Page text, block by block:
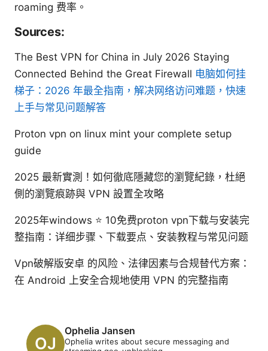
roaming 费率。
Sources:
The Best VPN for China in July 2026 Staying
Connected Behind the Great Firewall 电脑如何挂
梯子：2026 年最全指南，解决网络访问难题，快速
上手与常见问题解答
Proton vpn on linux mint your complete setup
guide
2025 最新實測！如何徹底隱藏您的瀏覽紀錄，杜絕
側的瀏覽痕跡與 VPN 設置全攻略
2025年windows ⭐ 10免费proton vpn下载与安装完
整指南：详细步骤、下载要点、安装教程与常见问题
Vpn破解版安卓 的风险、法律因素与合规替代方案：
在 Android 上安全合规地使用 VPN 的完整指南
Ophelia Jansen
Ophelia writes about secure messaging and